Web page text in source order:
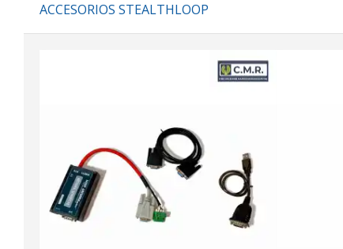
ACCESORIOS STEALTHLOOP